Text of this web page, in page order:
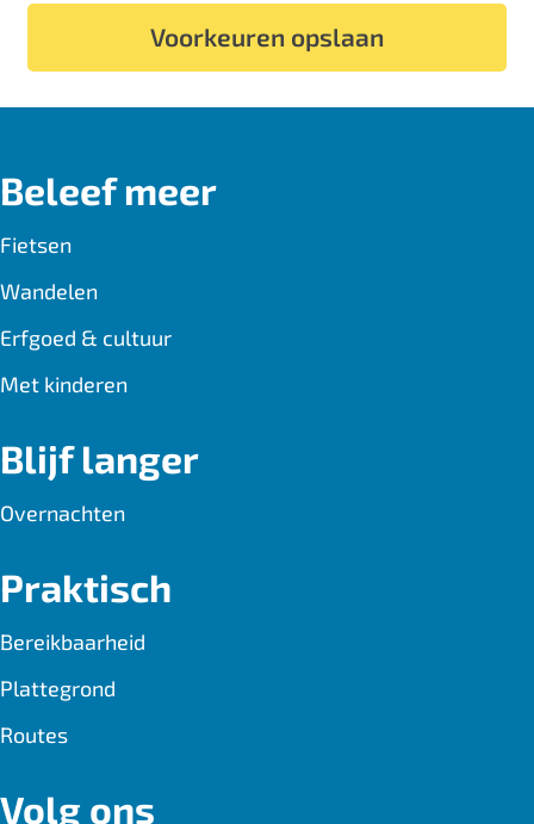
Voorkeuren opslaan
Beleef meer
Fietsen
Wandelen
Erfgoed & cultuur
Met kinderen
Blijf langer
Overnachten
Praktisch
Bereikbaarheid
Plattegrond
Routes
Volg ons